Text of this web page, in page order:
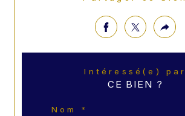
Intéressé(e) par
CE BIEN ?
Nom *